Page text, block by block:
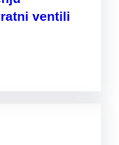
ventili